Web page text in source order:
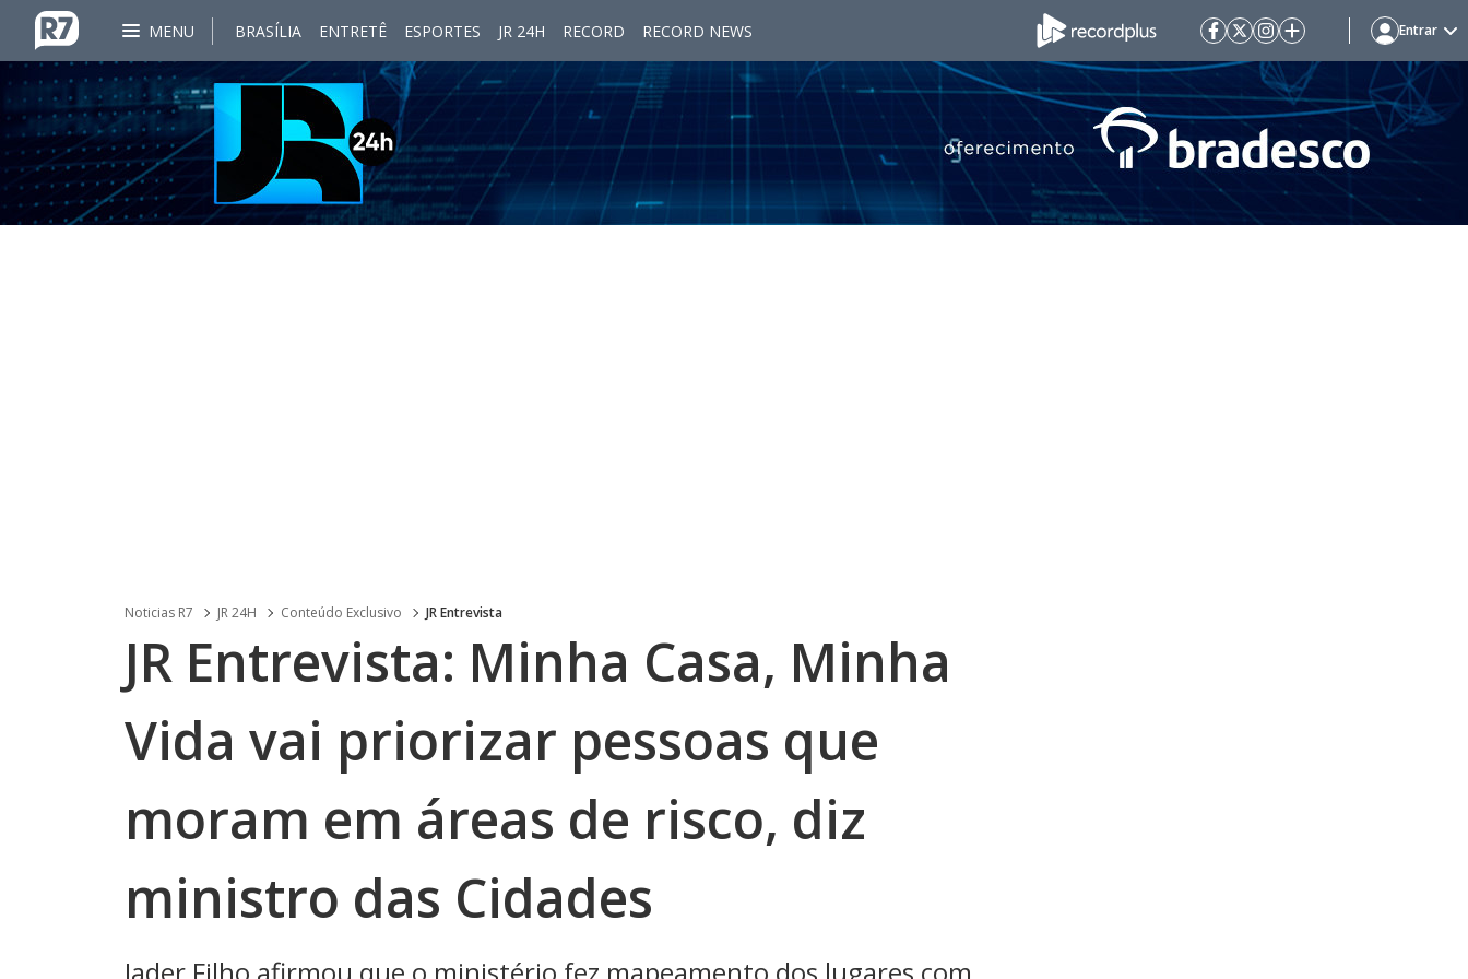
MENU BRASÍLIA ENTRETÊ ESPORTES JR 24H RECORD RECORD NEWS Entrar
Noticias R7 JR 24H Conteúdo Exclusivo JR Entrevista
JR Entrevista: Minha Casa, Minha
Vida vai priorizar pessoas que
moram em áreas de risco, diz
ministro das Cidades